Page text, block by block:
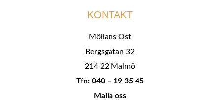
KONTAKT
Möllans Ost
Bergsgatan 32
214 22 Malmö
Tfn: 040 – 19 35 45
Maila oss